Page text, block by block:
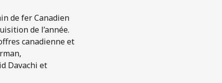
de fer Canadien
de l’année.
canadienne et
Davachi et